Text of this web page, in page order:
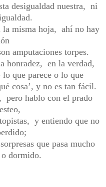
desigualdad nuestra, ni
la misma hoja, ahí no hay
amputaciones torpes.
honradez, en la verdad,
que parece o lo que
cosa’, y no es tan fácil.
pero hablo con el prado
y entiendo que no
que pasa mucho
dormido.